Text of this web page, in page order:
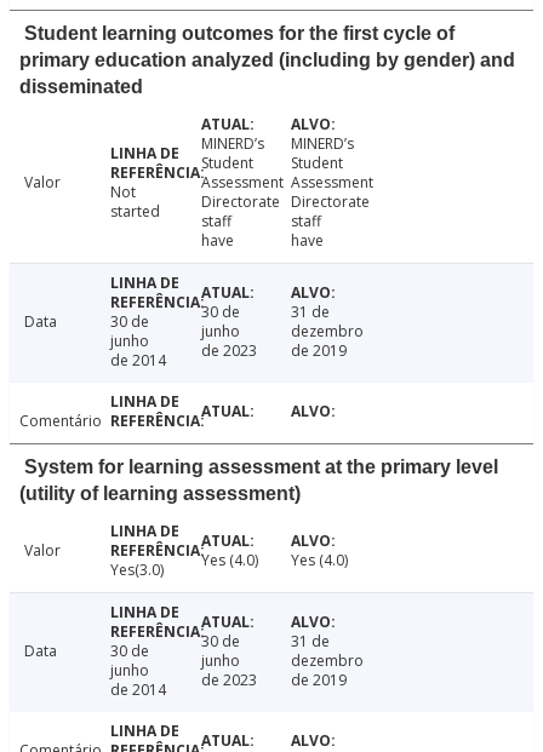
Student learning outcomes for the first cycle of
primary education analyzed (including by gender) and
disseminated
Valor
Not
started
MINERD’s
Student
Assessment
Directorate
staff
have
MINERD’s
Student
Assessment
Directorate
staff
have
Data
30 de
junho
de 2014
30 de
junho
de 2023
31 de
dezembro
de 2019
Comentário
System for learning assessment at the primary level
(utility of learning assessment)
Valor
Yes(3.0)
Yes (4.0) Yes (4.0)
Data
30 de
junho
de 2014
30 de
junho
de 2023
31 de
dezembro
de 2019